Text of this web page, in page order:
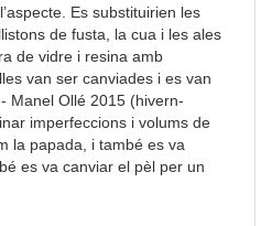
Es substituirien les
de fusta, la cua i les ales
de vidre i resina amb
van ser canviades i es van
Manel Ollé 2015 (hivern-
imperfeccions i volums de
la papada, i també es va
es va canviar el pèl per un